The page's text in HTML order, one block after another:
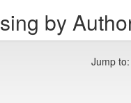
by
Jump to: